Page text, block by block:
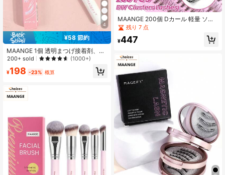
4
¥58 節約
MAANGE 1個 透明まつげ接着剤、デ
イリーユースの付け睫毛に強力に固
ブセット
200+ sold (1000+)
¥198 -23% 概算
MAANGE 200個 Dカール 軽量 ソフ
ト つけまつげ、10D キャットアイ ブ
ラック ラッシュクラスター、シング
ルラッシュエクステンション、ソフ
クステンション、デイリーウェア、
つけまつげ、女性へのギフト
残り 7 点
¥447